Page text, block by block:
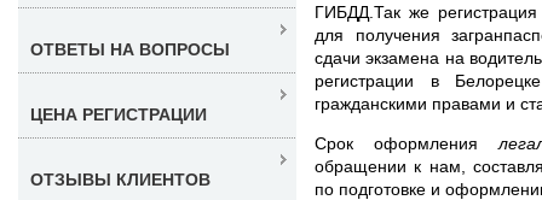
ГИБДД.Так же
для получения
сдачи экзамена на
регистрации в
гражданскими правами и
Срок оформления
обращении к нам,
по подготовке и
ОТВЕТЫ НА ВОПРОСЫ
ЦЕНА РЕГИСТРАЦИИ
ОТЗЫВЫ КЛИЕНТОВ